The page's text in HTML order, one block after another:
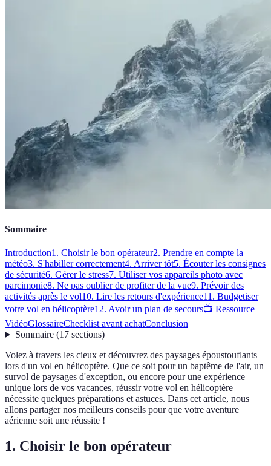
Sommaire
Introduction1. Choisir le bon opérateur2. Prendre en compte la
météo3. S'habiller correctement4. Arriver tôt5. Écouter les consignes
de sécurité6. Gérer le stress7. Utiliser vos appareils photo avec
parcimonie8. Ne pas oublier de profiter de la vue9. Prévoir des
activités après le vol10. Lire les retours d'expérience11. Budgetiser
votre vol en hélicoptère12. Avoir un plan de secours📺 Ressource
VidéoGlossaireChecklist avant achatConclusion
Sommaire(17 sections)
Volez à travers les cieux et découvrez des paysages époustouflants
lors d'un vol en hélicoptère. Que ce soit pour un baptême de l'air, un
survol de paysages d'exception, ou encore pour une expérience
unique lors de vos vacances, réussir votre vol en hélicoptère
nécessite quelques préparations et astuces. Dans cet article, nous
allons partager nos meilleurs conseils pour que votre aventure
aérienne soit une réussite !
1. Choisir le bon opérateur